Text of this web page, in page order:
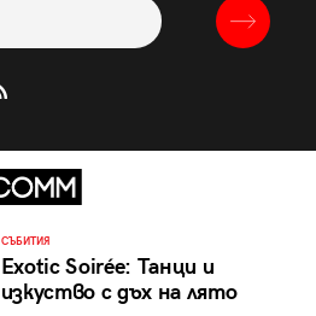
СЪБИТИЯ
Exotic Soirée: Танци и
изкуство с дъх на лято